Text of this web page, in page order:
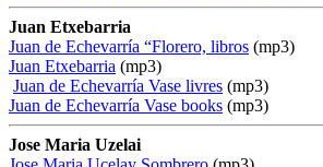
Juan Etxebarria
Juan de Echevarría “Florero, libros (mp3)
Juan Etxebarria (mp3)
Juan de Echevarría Vase livres (mp3)
Juan de Echevarría Vase books (mp3)
Jose Maria Uzelai